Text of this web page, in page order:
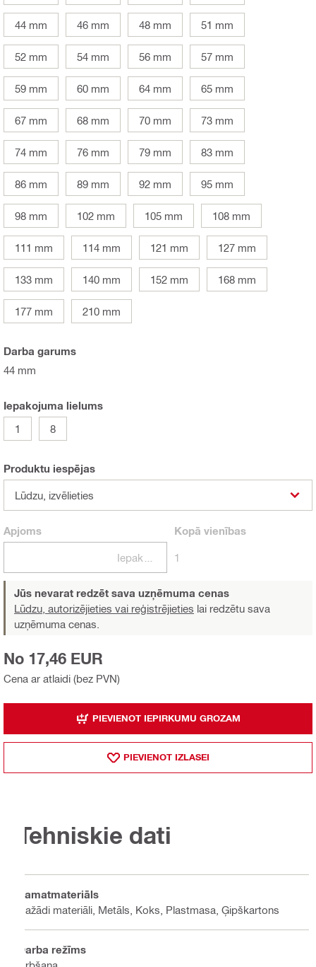
44 mm 46 mm 48 mm 51 mm
52 mm 54 mm 56 mm 57 mm
59 mm 60 mm 64 mm 65 mm
67 mm 68 mm 70 mm 73 mm
74 mm 76 mm 79 mm 83 mm
86 mm 89 mm 92 mm 95 mm
98 mm 102 mm 105 mm 108 mm
111 mm 114 mm 121 mm 127 mm
133 mm 140 mm 152 mm 168 mm
177 mm 210 mm
Darba garums
44 mm
Iepakojuma lielums
1
8
Produktu iespējas
Lūdzu, izvēlieties
Apjoms Kopā vienības
1
Jūs nevarat redzēt sava uzņēmuma cenas
Lūdzu, autorizējieties vai reģistrējieties lai redzētu sava
uzņēmuma cenas.
Cena ar atlaidi (bez PVN)
No 17,46 EUR
PIEVIENOT IEPIRKUMU GROZAM
PIEVIENOT IZLASEI
Tehniskie dati
Pamatmateriāls
Dažādi materiāli, Metāls, Koks, Plastmasa, Ģipškartons
Darba režīms